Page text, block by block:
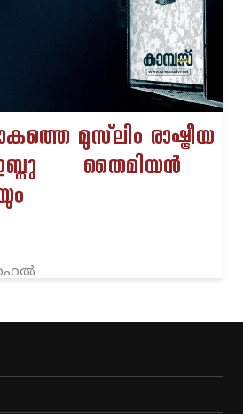
മുസ്‌ലിം രാഷ്ട്രീയ
ഇബ്നു തൈമിയൻ